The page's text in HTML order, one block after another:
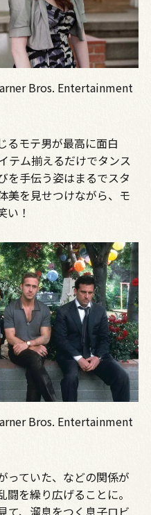
Bros. Entertainment
るモテ男が最高に面白
テム揃えるだけでタンス
を手伝う姿はまるでスタ
美を見せつけながら、モ
い！
Bros. Entertainment
っていた、などの関係が
を繰り広げることに。
て、溜息をつく息子ロビ